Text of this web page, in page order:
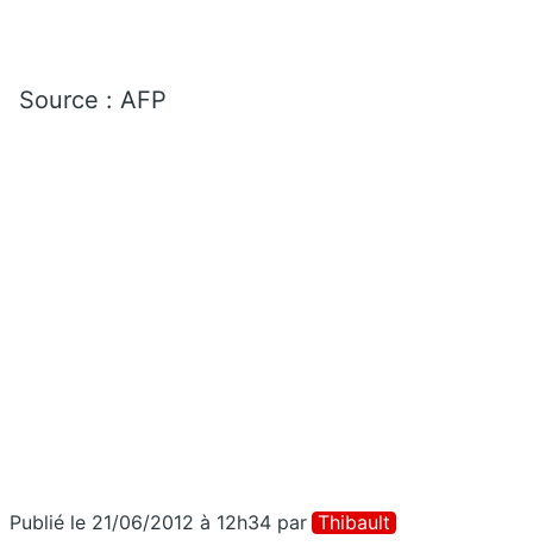
Source : AFP
Publié le 21/06/2012 à 12h34 par Thibault